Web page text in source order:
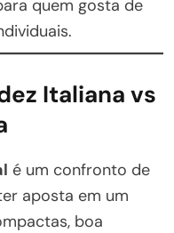
quem gosta de
Italiana vs
é um confronto de
aposta em um
boa